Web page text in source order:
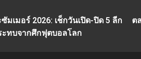
มเมอร์ 2026: เช็กวันเปิด-ปิด 5 ลีก
ทบจากศึกฟุตบอลโลก
ต